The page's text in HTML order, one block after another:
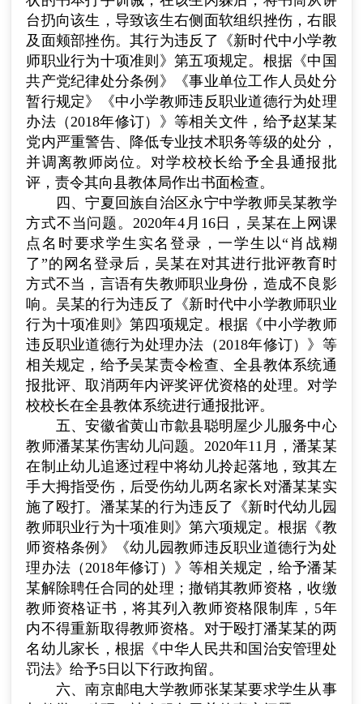
台扔向该生，导致该生右侧面软组织挫伤，右眼
及面颊部挫伤。其行为违反了《新时代中小学教
师职业行为十项准则》第五项规定。根据《中国
共产党纪律处分条例》《事业单位工作人员处分
暂行规定》《中小学教师违反职业道德行为处理
办法（2018年修订）》等相关文件，给予赵某某
党内严重警告、降低专业技术职务等级的处分，
并调离教师岗位。对学校校长给予全县通报批
评，责令其向县教体局作出书面检查。
四、宁夏回族自治区永宁中学教师吴某教学
方式不当问题。 2020年4 月 16日，吴某在上网课
点名时要求学生实名登录，一学生以“肖战糊
了”的网名登录后，吴某在对其进行批评教育时
方式不当，言语有失教师职业身份，造成不良影
响。吴某的行为违反了《新时代中小学教师职业
行为十项准则》第四项规定。根据《中小学教师
违反职业道德行为处理办法（2018年修订）》等
相关规定，给予吴某责令检查、全县教体系统通
报批评、取消两年内评奖评优资格的处理。对学
校校长在全县教体系统进行通报批评。
五、安徽省黄山市歙县聪明屋少儿服务中心
教师潘某某伤害幼儿问题。 2020年11 月，潘某某
在制止幼儿追逐过程中将幼儿拎起落地，致其左
手大拇指受伤，后受伤幼儿两名家长对潘某某实
施了殴打。潘某某的行为违反了《新时代幼儿园
教师职业行为十项准则》第六项规定。根据《教
师资格条例》《幼儿园教师违反职业道德行为处
理办法（2018年修订）》等相关规定，给予潘某
某解除聘任合同的处理；撤销其教师资格，收缴
教师资格证书，将其列入教师资格限制库， 5年
内不得重新取得教师资格。对于殴打潘某某的两
名幼儿家长，根据《中华人民共和国治安管理处
罚法》给予5 日以下行政拘留。
六、南京邮电大学教师张某某要求学生从事